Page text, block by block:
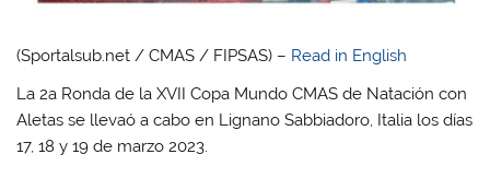
(Sportalsub.net / CMAS / FIPSAS) – Read in English
La 2a Ronda de la XVII Copa Mundo CMAS de Natación con
Aletas se llevaó a cabo en Lignano Sabbiadoro, Italia los días
17, 18 y 19 de marzo 2023.